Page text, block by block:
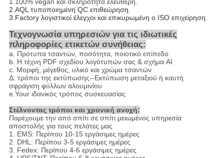
2.AQL τυποποιημένη QC επιθεώρηση.
3.Factory λογιστικοί έλεγχοι και επικυρωμένη ο ISO επιχείρηση.
Τεχνογνωσία υπηρεσιών για τις ιδιωτικές
πληροφορίες ετικετών συνήθειας:
a. Πρότυπα τσαντών, ποσότητα, ποιοτικό επίπεδο
b. Η τέχνη PDF σχεδίου λογότυπών σας & σχήμα AI
c. Μορφή, μέγεθος, υλικό και χρώμα τσαντών
Δ. τρόποι της εκτύπωσης--Εκτύπωση μεταξιού ή καυτή
σφράγιση φύλλων αλουμινίου
e.Your ιδανικός τρόπος συσκευασίας
Στέλνοντας τρόποι και χρονική ανοχή:
Παρέχουμε την από σπίτι σε σπίτι μειωμένος υπηρεσία
αποστολής για τους πελάτες μας
1. EMS: Περίπου 10-15 εργάσιμες ημέρες
2. DHL: Περίπου 3-5 εργάσιμες ημέρες
3. Fedex: Περίπου 4-6 εργάσιμες ημέρες